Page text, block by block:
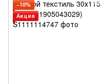
−10%
Акция